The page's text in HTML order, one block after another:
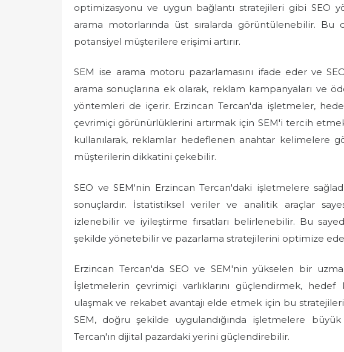
optimizasyonu ve uygun bağlantı stratejileri gibi SEO
arama motorlarında üst sıralarda görüntülenebilir.
potansiyel müşterilere erişimi artırır.
SEM ise arama motoru pazarlamasını ifade eder ve
arama sonuçlarına ek olarak, reklam kampanyaları ve
yöntemleri de içerir. Erzincan Tercan'da işletmeler,
çevrimiçi görünürlüklerini artırmak için SEM'i tercih
kullanılarak, reklamlar hedeflenen anahtar kelimelere
müşterilerin dikkatini çekebilir.
SEO ve SEM'nin Erzincan Tercan'daki işletmelere
sonuçlardır. İstatistiksel veriler ve analitik araçlar
izlenebilir ve iyileştirme fırsatları belirlenebilir. Bu
şekilde yönetebilir ve pazarlama stratejilerini optimize
Erzincan Tercan'da SEO ve SEM'nin yükselen bir
İşletmelerin çevrimiçi varlıklarını güçlendirmek,
ulaşmak ve rekabet avantajı elde etmek için bu
SEM, doğru şekilde uygulandığında işletmelere
Tercan'ın dijital pazardaki yerini güçlendirebilir.